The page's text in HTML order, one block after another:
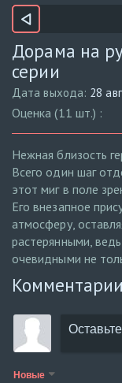
Дорама на
серии
Дата выхода: 28
Оценка (11 шт.) :
Нежная близость
Всего один шаг
этот миг в поле
Его внезапное
атмосферу,
растерянными,
очевидными не
Комментарии
Новые